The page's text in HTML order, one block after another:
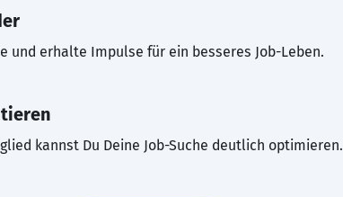
und erhalte Impulse für ein besseres Job-Leben.
kannst Du Deine Job-Suche deutlich optimieren.